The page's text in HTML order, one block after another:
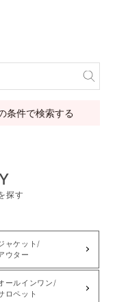
条件で検索する
探す
ャケット/
ウター
ールインワン/
ロペット